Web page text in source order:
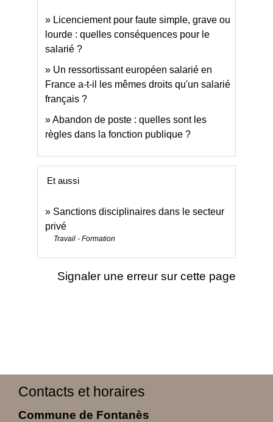
Licenciement pour faute simple, grave ou
lourde : quelles conséquences pour le
salarié ?
Un ressortissant européen salarié en
France a-t-il les mêmes droits qu'un salarié
français ?
Abandon de poste : quelles sont les
règles dans la fonction publique ?
Et aussi
Sanctions disciplinaires dans le secteur
privé
Travail - Formation
Signaler une erreur sur cette page
Contacts et horaires
Commune de Fontanès